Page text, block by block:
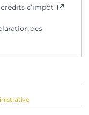
d’impôt
des